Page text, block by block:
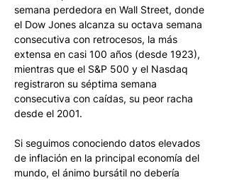
semana perdedora en Wall Street, donde
el Dow Jones alcanza su octava semana
consecutiva con retrocesos, la más
extensa en casi 100 años (desde 1923),
mientras que el S&P 500 y el Nasdaq
registraron su séptima semana
consecutiva con caídas, su peor racha
desde el 2001.
Si seguimos conociendo datos elevados
de inflación en la principal economía del
mundo, el ánimo bursátil no debería